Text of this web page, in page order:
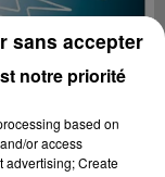
notre priorité
based on
or access
advertising; Create
sans accepter